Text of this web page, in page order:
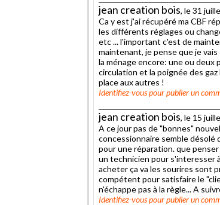
jean creation bois, le 31
Ca y est j'ai récupéré ma CBF
les différents réglages ou
etc ... l'important c'est de
maintenant, je pense que je
la ménage encore: une ou
circulation et la poignée des
place aux autres !
Identifiez-vouspour publier un
jean creation bois, le 15
A ce jour pas de "bonnes"
concessionnaire semble désolé
pour une réparation. que
un technicien pour s'interesser
acheter ça va les sourires sont
compétent pour satisfaire le
n'échappe pas à la règle... A
Identifiez-vouspour publier un